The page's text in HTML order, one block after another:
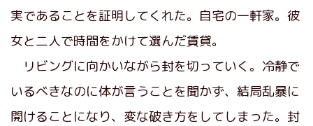
実であることを証明してくれた。自宅の一軒家。彼
女と二人で時間をかけて選んだ賃貸。
リビングに向かいながら封を切っていく。冷静で
いるべきなのに体が言うことを聞かず、結局乱暴に
開けることになり、変な破き方をしてしまった。封